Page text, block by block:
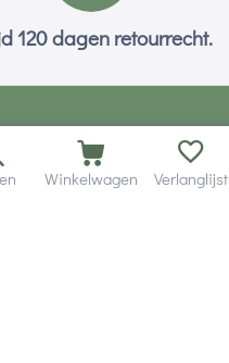
120 dagen retourrecht.
Winkelwagen Verlanglijst